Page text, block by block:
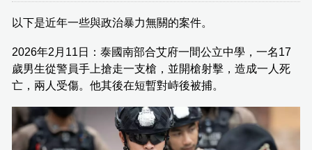
以下是近年一些與政治暴力無關的案件。
2026年2月11日：泰國南部合艾府一間公立中學，一名17
歲男生從警員手上搶走一支槍，並開槍射擊，造成一人死
亡，兩人受傷。他其後在短暫對峙後被捕。